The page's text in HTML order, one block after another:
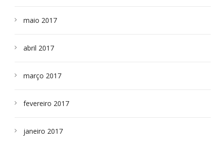
maio 2017
abril 2017
março 2017
fevereiro 2017
janeiro 2017